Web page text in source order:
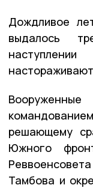
Дождливое
выдалось
решающему
Южного
Тамбова и